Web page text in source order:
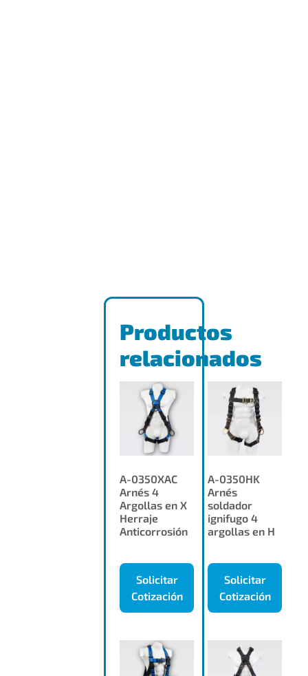
Productos
relacionados
A-0350XAC
Arnés 4
Argollas en X
Herraje
Anticorrosión
Solicitar
Cotización
A-0350HK
Arnés
soldador
ignifugo 4
argollas en H
Solicitar
Cotización